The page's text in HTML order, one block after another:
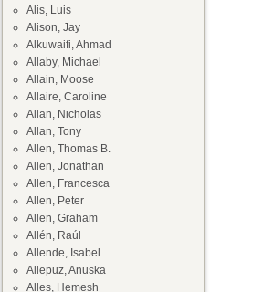
Alis, Luis
Alison, Jay
Alkuwaifi, Ahmad
Allaby, Michael
Allain, Moose
Allaire, Caroline
Allan, Nicholas
Allan, Tony
Allen, Thomas B.
Allen, Jonathan
Allen, Francesca
Allen, Peter
Allen, Graham
Allén, Raúl
Allende, Isabel
Allepuz, Anuska
Alles, Hemesh